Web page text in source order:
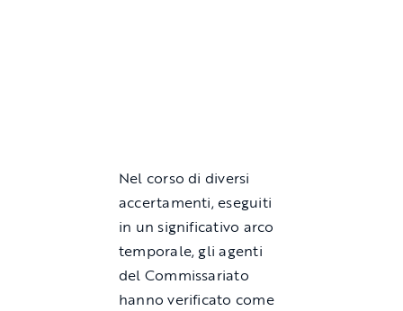
Nel corso di diversi
accertamenti, eseguiti
in un significativo arco
temporale, gli agenti
del Commissariato
hanno verificato come